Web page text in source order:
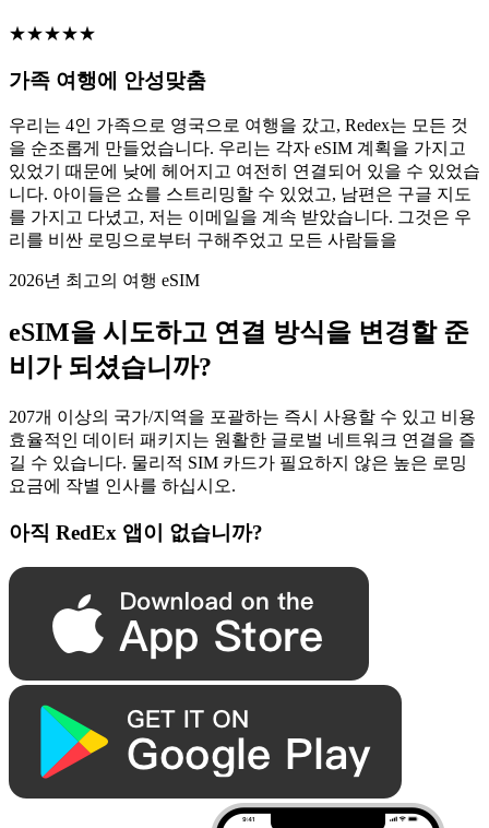
★★★★★
가족 여행에 안성맞춤
우리는 4인 가족으로 영국으로 여행을 갔고, Redex는 모든 것
을 순조롭게 만들었습니다. 우리는 각자 eSIM 계획을 가지고
있었기 때문에 낮에 헤어지고 여전히 연결되어 있을 수 있었습
니다. 아이들은 쇼를 스트리밍할 수 있었고, 남편은 구글 지도
를 가지고 다녔고, 저는 이메일을 계속 받았습니다. 그것은 우
리를 비싼 로밍으로부터 구해주었고 모든 사람들을
2026년 최고의 여행 eSIM
eSIM을 시도하고 연결 방식을 변경할 준
비가 되셨습니까?
207개 이상의 국가/지역을 포괄하는 즉시 사용할 수 있고 비용
효율적인 데이터 패키지는 원활한 글로벌 네트워크 연결을 즐
길 수 있습니다. 물리적 SIM 카드가 필요하지 않은 높은 로밍
요금에 작별 인사를 하십시오.
아직 RedEx 앱이 없습니까?